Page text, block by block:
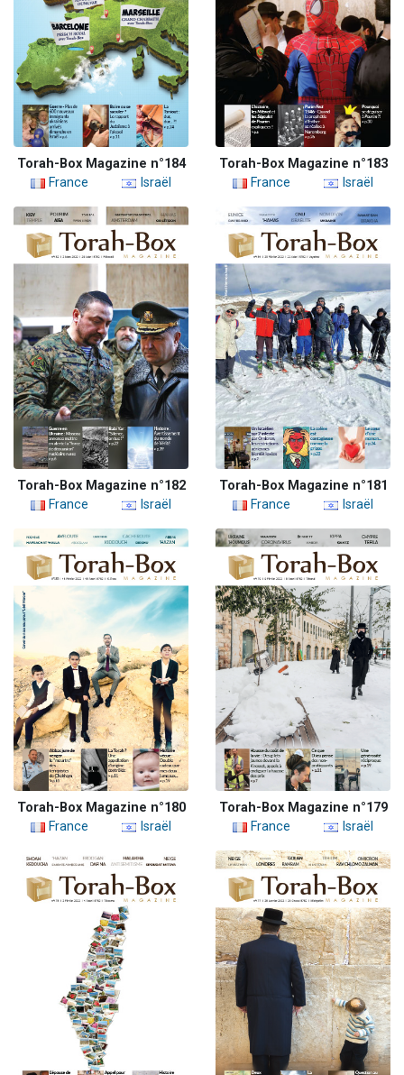
Torah-Box Magazine n°184
France
Israël
Torah-Box Magazine n°183
France
Israël
Torah-Box Magazine n°182
France
Israël
Torah-Box Magazine n°181
France
Israël
Torah-Box Magazine n°180
France
Israël
Torah-Box Magazine n°179
France
Israël